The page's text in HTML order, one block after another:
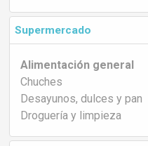
Supermercado
Alimentación general
Chuches
Desayunos, dulces y pan
Droguería y limpieza